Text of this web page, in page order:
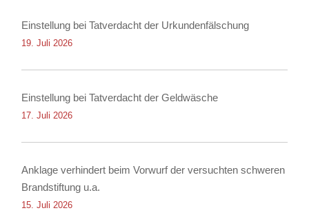
Einstellung bei Tatverdacht der Urkundenfälschung
19. Juli 2026
Einstellung bei Tatverdacht der Geldwäsche
17. Juli 2026
Anklage verhindert beim Vorwurf der versuchten schweren
Brandstiftung u.a.
15. Juli 2026